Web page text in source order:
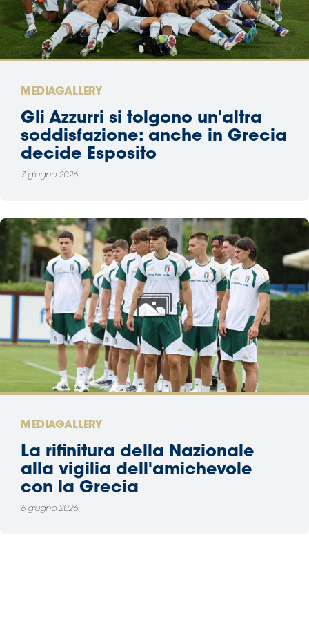
MEDIAGALLERY
Gli Azzurri si tolgono un'altra
soddisfazione: anche in Grecia
decide Esposito
7 giugno 2026
MEDIAGALLERY
La rifinitura della Nazionale
alla vigilia dell'amichevole
con la Grecia
6 giugno 2026